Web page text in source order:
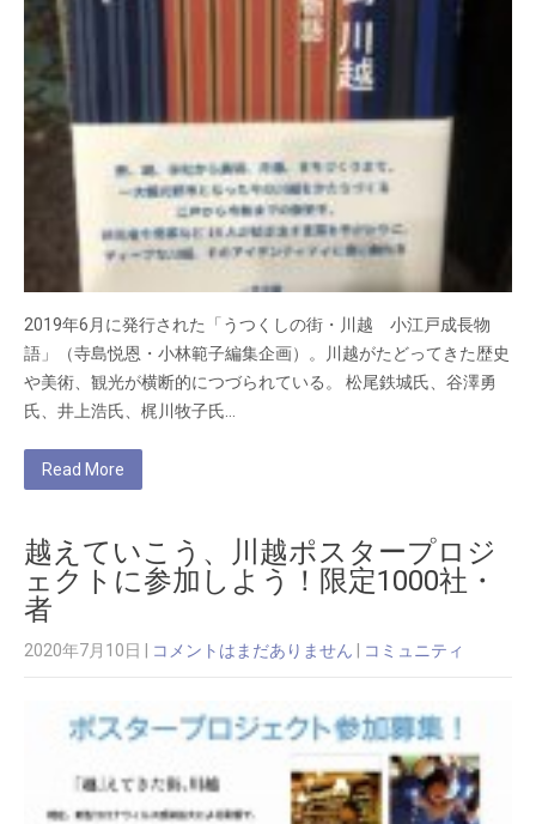
2019年6月に発行された「うつくしの街・川越 小江戸成長物
語」（寺島悦恩・小林範子編集企画）。川越がたどってきた歴史
や美術、観光が横断的につづられている。 松尾鉄城氏、谷澤勇
氏、井上浩氏、梶川牧子氏…
Read More
越えていこう、川越ポスタープロジ
ェクトに参加しよう！限定1000社・
者
2020年7月10日 コメントはまだありません コミュニティ